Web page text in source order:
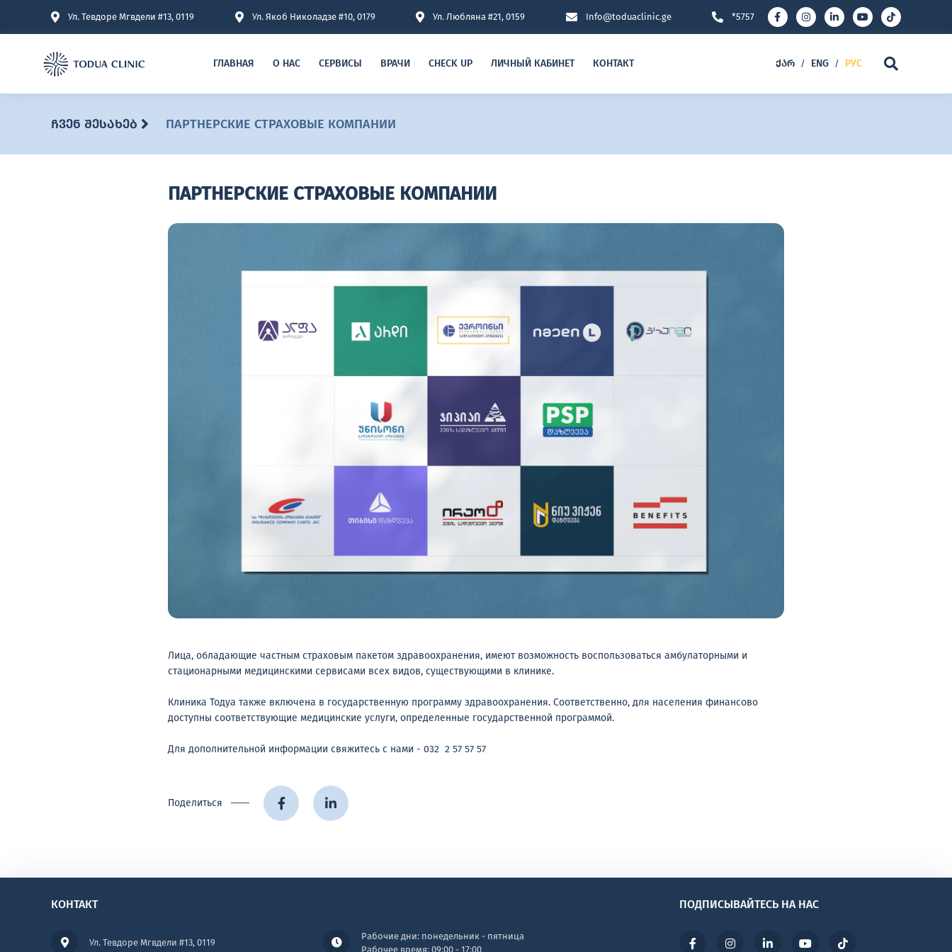
Ул. Тевдоре Мгвдели #13, 0119 Ул. Якоб Николадзе #10, 0179 Ул. Любляна #21, 0159 Info@toduaclinic.ge *5757
ГЛАВНАЯ О НАС СЕРВИСЫ ВРАЧИ CHECK UP ЛИЧНЫЙ КАБИНЕТ КОНТАКТ ᲥᲐᲠ / ENG / РУС
ᲩᲕᲔᲜ ᲨᲔᲡᲐᲮᲔᲑ ПАРТНЕРСКИЕ СТРАХОВЫЕ КОМПАНИИ
ПАРТНЕРСКИЕ СТРАХОВЫЕ КОМПАНИИ
Лица, обладающие частным страховым пакетом здравоохранения, имеют возможность воспользоваться амбулаторными и
стационарными медицинскими сервисами всех видов, существующими в клинике.
Клиника Тодуа также включена в государственную программу здравоохранения. Соответственно, для населения финансово
доступны соответствующие медицинские услуги, определенные государственной программой.
Для дополнительной информации свяжитесь с нами - 032 2 57 57 57
Поделиться
КОНТАКТ
Ул. Тевдоре Мгвдели #13, 0119
Рабочие дни: понедельник - пятница
Рабочее время: 09:00 - 17:00
ПОДПИСЫВАЙТЕСЬ НА НАС